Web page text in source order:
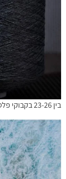
בין 23-26 בקבוקי פלסטיק בכל מטר מרובע של ריפוד